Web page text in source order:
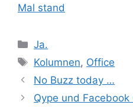
Mal stand
Kategorien
Ja.
Schlagwörter
Kolumnen, Office
No Buzz today …
Qype und